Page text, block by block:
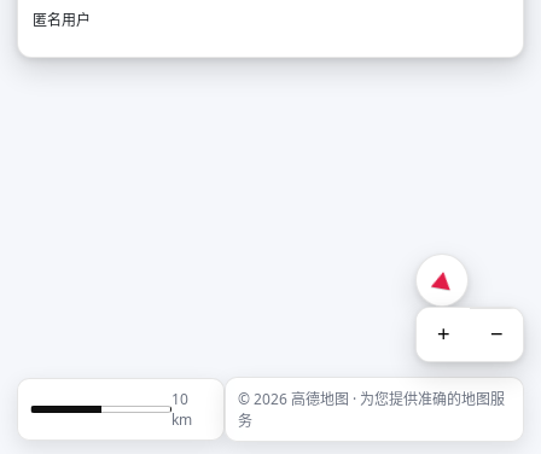
匿名用户
+ −
10
km
© 2026 高德地图 · 为您提供准确的地图服
务